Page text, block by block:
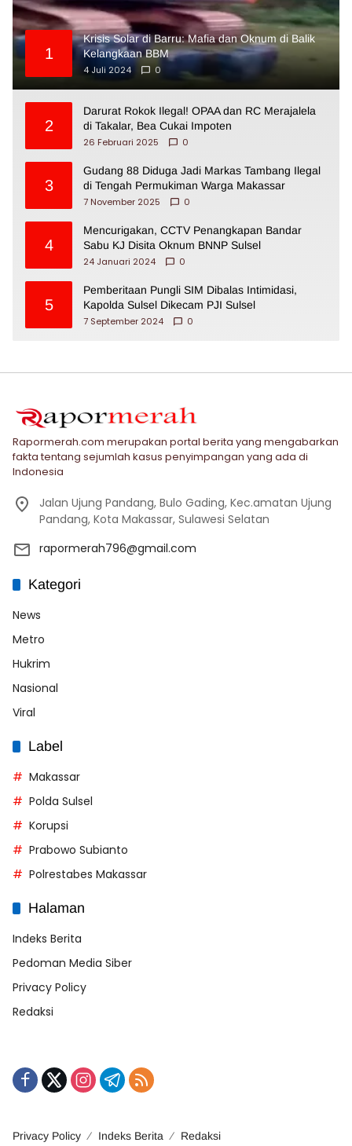
1
Krisis Solar di Barru: Mafia dan Oknum di Balik
Kelangkaan BBM
4 Juli 2024
0
2
Darurat Rokok Ilegal! OPAA dan RC Merajalela
di Takalar, Bea Cukai Impoten
26 Februari 2025
0
3
Gudang 88 Diduga Jadi Markas Tambang Ilegal
di Tengah Permukiman Warga Makassar
7 November 2025
0
4
Mencurigakan, CCTV Penangkapan Bandar
Sabu KJ Disita Oknum BNNP Sulsel
24 Januari 2024
0
5
Pemberitaan Pungli SIM Dibalas Intimidasi,
Kapolda Sulsel Dikecam PJI Sulsel
7 September 2024
0
Rapormerah.com merupakan portal berita yang mengabarkan
fakta tentang sejumlah kasus penyimpangan yang ada di
Indonesia
Jalan Ujung Pandang, Bulo Gading, Kec.amatan Ujung
Pandang, Kota Makassar, Sulawesi Selatan
rapormerah796@gmail.com
Kategori
News
Metro
Hukrim
Nasional
Viral
Label
Makassar
Polda Sulsel
Korupsi
Prabowo Subianto
Polrestabes Makassar
Halaman
Indeks Berita
Pedoman Media Siber
Privacy Policy
Redaksi
Privacy Policy Indeks Berita Redaksi